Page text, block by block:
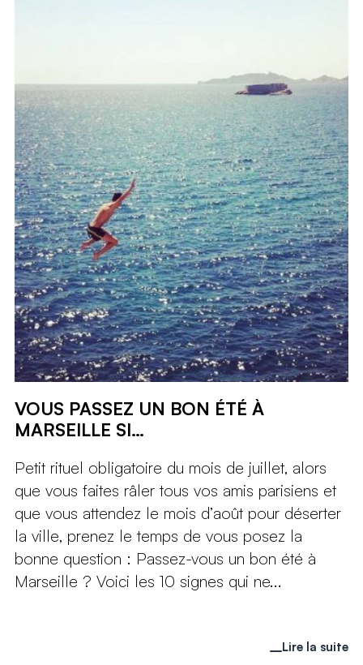
VOUS PASSEZ UN BON ÉTÉ À
MARSEILLE SI…
Petit rituel obligatoire du mois de juillet, alors
que vous faites râler tous vos amis parisiens et
que vous attendez le mois d’août pour déserter
la ville, prenez le temps de vous posez la
bonne question : Passez-vous un bon été à
Marseille ? Voici les 10 signes qui ne...
Lire la suite